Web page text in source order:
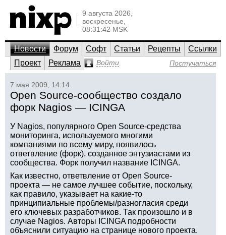
9 августа 2026,
воскресенье,
08:31:42 MSK
Новости Форум Софт Статьи Рецепты
Ссылки
Проект
Реклама Войти Постучаться
7 мая 2009, 14:14
Open Source-сообщество создало
форк Nagios — ICINGA
У Nagios, популярного Open Source-средства
мониторинга, используемого многими
компаниями по всему миру, появилось
ответвление (форк), созданное энтузиастами из
сообщества. Форк получил название ICINGA.
Как известно, ответвление от Open Source-
проекта — не самое лучшее событие, поскольку,
как правило, указывает на какие-то
принципиальные проблемы/разногласия среди
его ключевых разработчиков. Так произошло и в
случае Nagios. Авторы ICINGA подробности
объяснили ситуацию на странице нового проекта.